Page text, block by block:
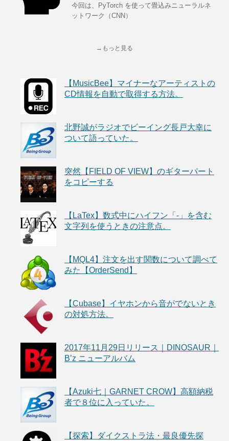
今回は、PyTorch を使って畳込みニューラルネ
ットワーク（CNN）
→もっと見る
【MusicBee】マイナーなアーティストの
CD情報を自動で取得する方法。
北野誠がラジオでビーイング長戸大幸に
ついて語っていた。
突然【FIELD OF VIEW】のギターパート
をコピーする
【LaTex】数式中にハイフン「-」を含む
文字列を使うときの注意点。
【MQL4】注文を出す関数について調べて
みた【OrderSend】
【Cubase】イヤホンから音がでないとき
の対処方法。
2017年11月29日リリース｜DINOSAUR｜
B’z ニューアルバム
【Azuki七｜GARNET CROW】高額納税
者で８位に入っていた。
【探索】ダイクストラ法・最良優先探